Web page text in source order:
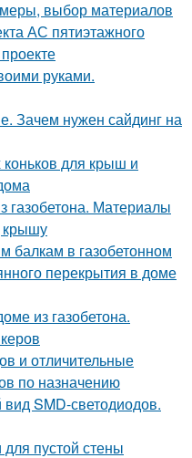
выбор материалов
АС пятиэтажного
руками.
Зачем нужен сайдинг на
коньков для крыш и
газобетона. Материалы
крышу
балкам в газобетонном
перекрытия в доме
из газобетона.
и отличительные
по назначению
SMD-светодиодов.
пустой стены